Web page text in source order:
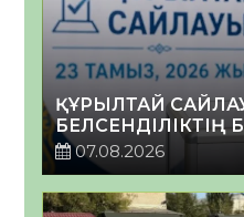
ҚҰРЫЛТАЙ
БЕЛСЕНДІЛІКТІҢ
07.08.2026